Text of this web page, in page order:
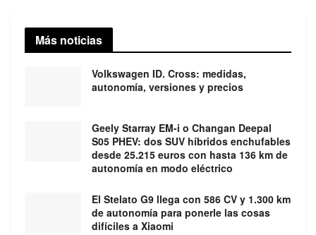
Más noticias
Volkswagen ID. Cross: medidas,
autonomía, versiones y precios
Geely Starray EM-i o Changan Deepal
S05 PHEV: dos SUV híbridos enchufables
desde 25.215 euros con hasta 136 km de
autonomía en modo eléctrico
El Stelato G9 llega con 586 CV y 1.300 km
de autonomía para ponerle las cosas
difíciles a Xiaomi